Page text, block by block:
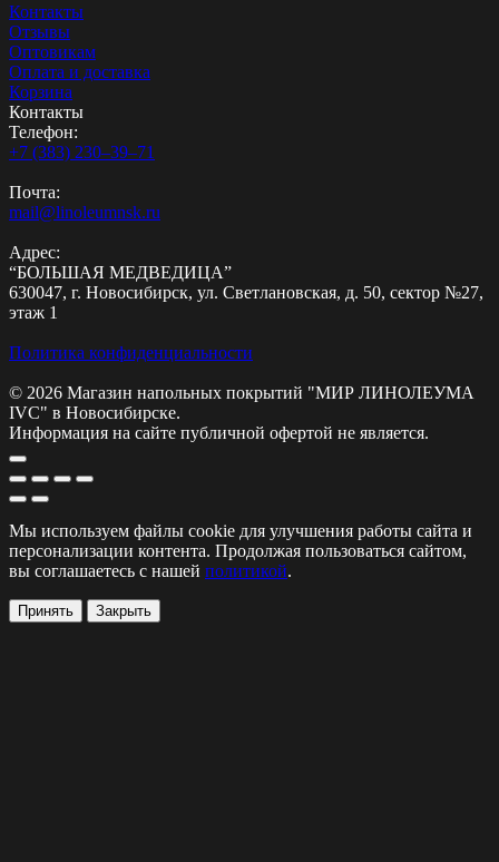
Контакты
Отзывы
Оптовикам
Оплата и доставка
Корзина
Контакты
Телефон:
+7 (383) 230‒39‒71
Почта:
mail@linoleumnsk.ru
Адрес:
“БОЛЬШАЯ МЕДВЕДИЦА”
630047, г. Новосибирск, ул. Светлановская, д. 50, сектор №27,
этаж 1
Политика конфиденциальности
© 2026 Магазин напольных покрытий "МИР ЛИНОЛЕУМА
IVC" в Новосибирске.
Информация на сайте публичной офертой не является.
Мы используем файлы cookie для улучшения работы сайта и
персонализации контента. Продолжая пользоваться сайтом,
вы соглашаетесь с нашей политикой.
Принять Закрыть